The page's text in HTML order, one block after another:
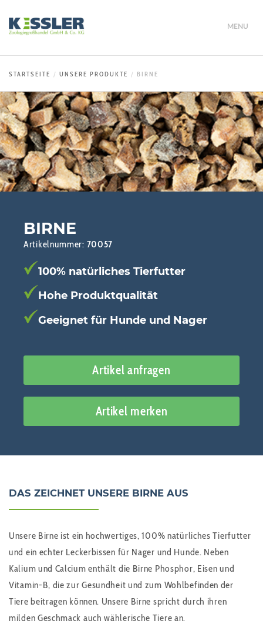
MENU
STARTSEITE UNSERE PRODUKTE BIRNE
BIRNE
Artikelnummer: 70057
100% natürliches Tierfutter
Hohe Produktqualität
Geeignet für Hunde und Nager
Artikel anfragen
Artikel merken
DAS ZEICHNET UNSERE BIRNE AUS
Unsere Birne ist ein hochwertiges, 100% natürliches Tierfutter
und ein echter Leckerbissen für Nager und Hunde. Neben
Kalium und Calcium enthält die Birne Phosphor, Eisen und
Vitamin-B, die zur Gesundheit und zum Wohlbefinden der
Tiere beitragen können. Unsere Birne spricht durch ihren
milden Geschmack auch wählerische Tiere an.